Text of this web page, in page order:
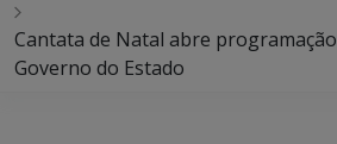
Cantata de Natal abre
Governo do Estado